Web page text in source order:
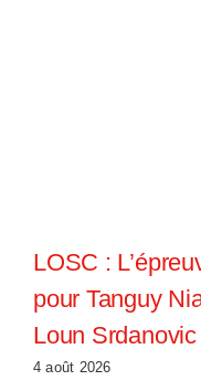
LOSC :
pour Tanguy
Loun Srdanovic
4 août 2026